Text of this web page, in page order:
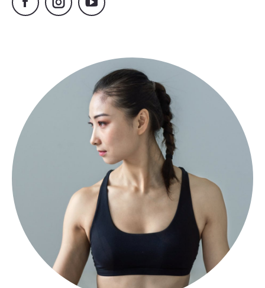
FacebookInstagramYouTube